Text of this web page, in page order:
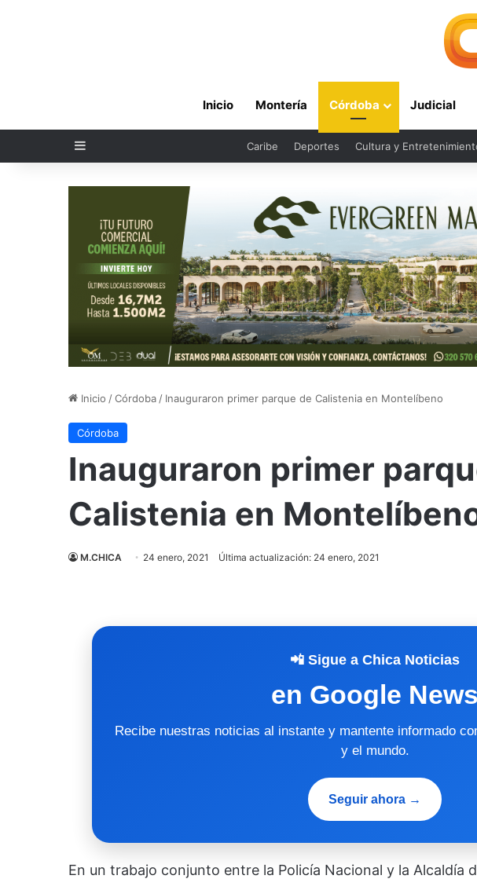
Inicio Montería Córdoba Judicial
Sidebar Caribe Deportes Cultura y
Inicio /Córdoba / Inauguraron primer parque de Calistenia en Montelíbeno
Córdoba
Inauguraron primer
Calistenia en
M.CHICA 24 enero, 2021 Última actualización: 24 enero, 2021
📲 Sigue a Chica Noticias
en Google News
Recibe nuestras noticias al instante y mantente informado
y el mundo.
Seguir ahora →
En un trabajo conjunto entre la Policía Nacional y la Alcaldía